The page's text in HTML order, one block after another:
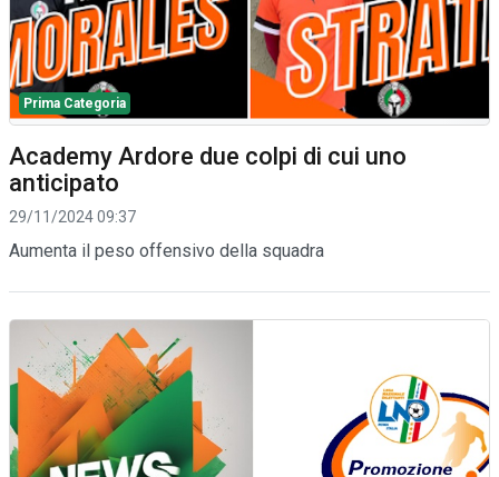
Prima Categoria
Academy Ardore due colpi di cui uno
anticipato
29/11/2024 09:37
Aumenta il peso offensivo della squadra